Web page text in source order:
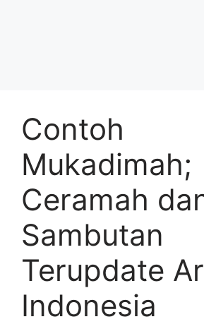
Contoh
Mukadimah;
Ceramah
Sambutan
Terupdate
Indonesia